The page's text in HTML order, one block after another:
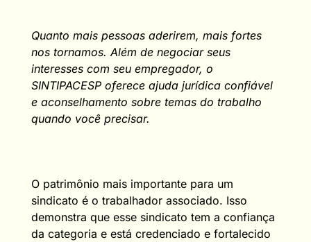
Quanto mais pessoas aderirem, mais fortes
nos tornamos. Além de negociar seus
interesses com seu empregador, o
SINTIPACESP oferece ajuda jurídica confiável
e aconselhamento sobre temas do trabalho
quando você precisar.
O patrimônio mais importante para um
sindicato é o trabalhador associado. Isso
demonstra que esse sindicato tem a confiança
da categoria e está credenciado e fortalecido